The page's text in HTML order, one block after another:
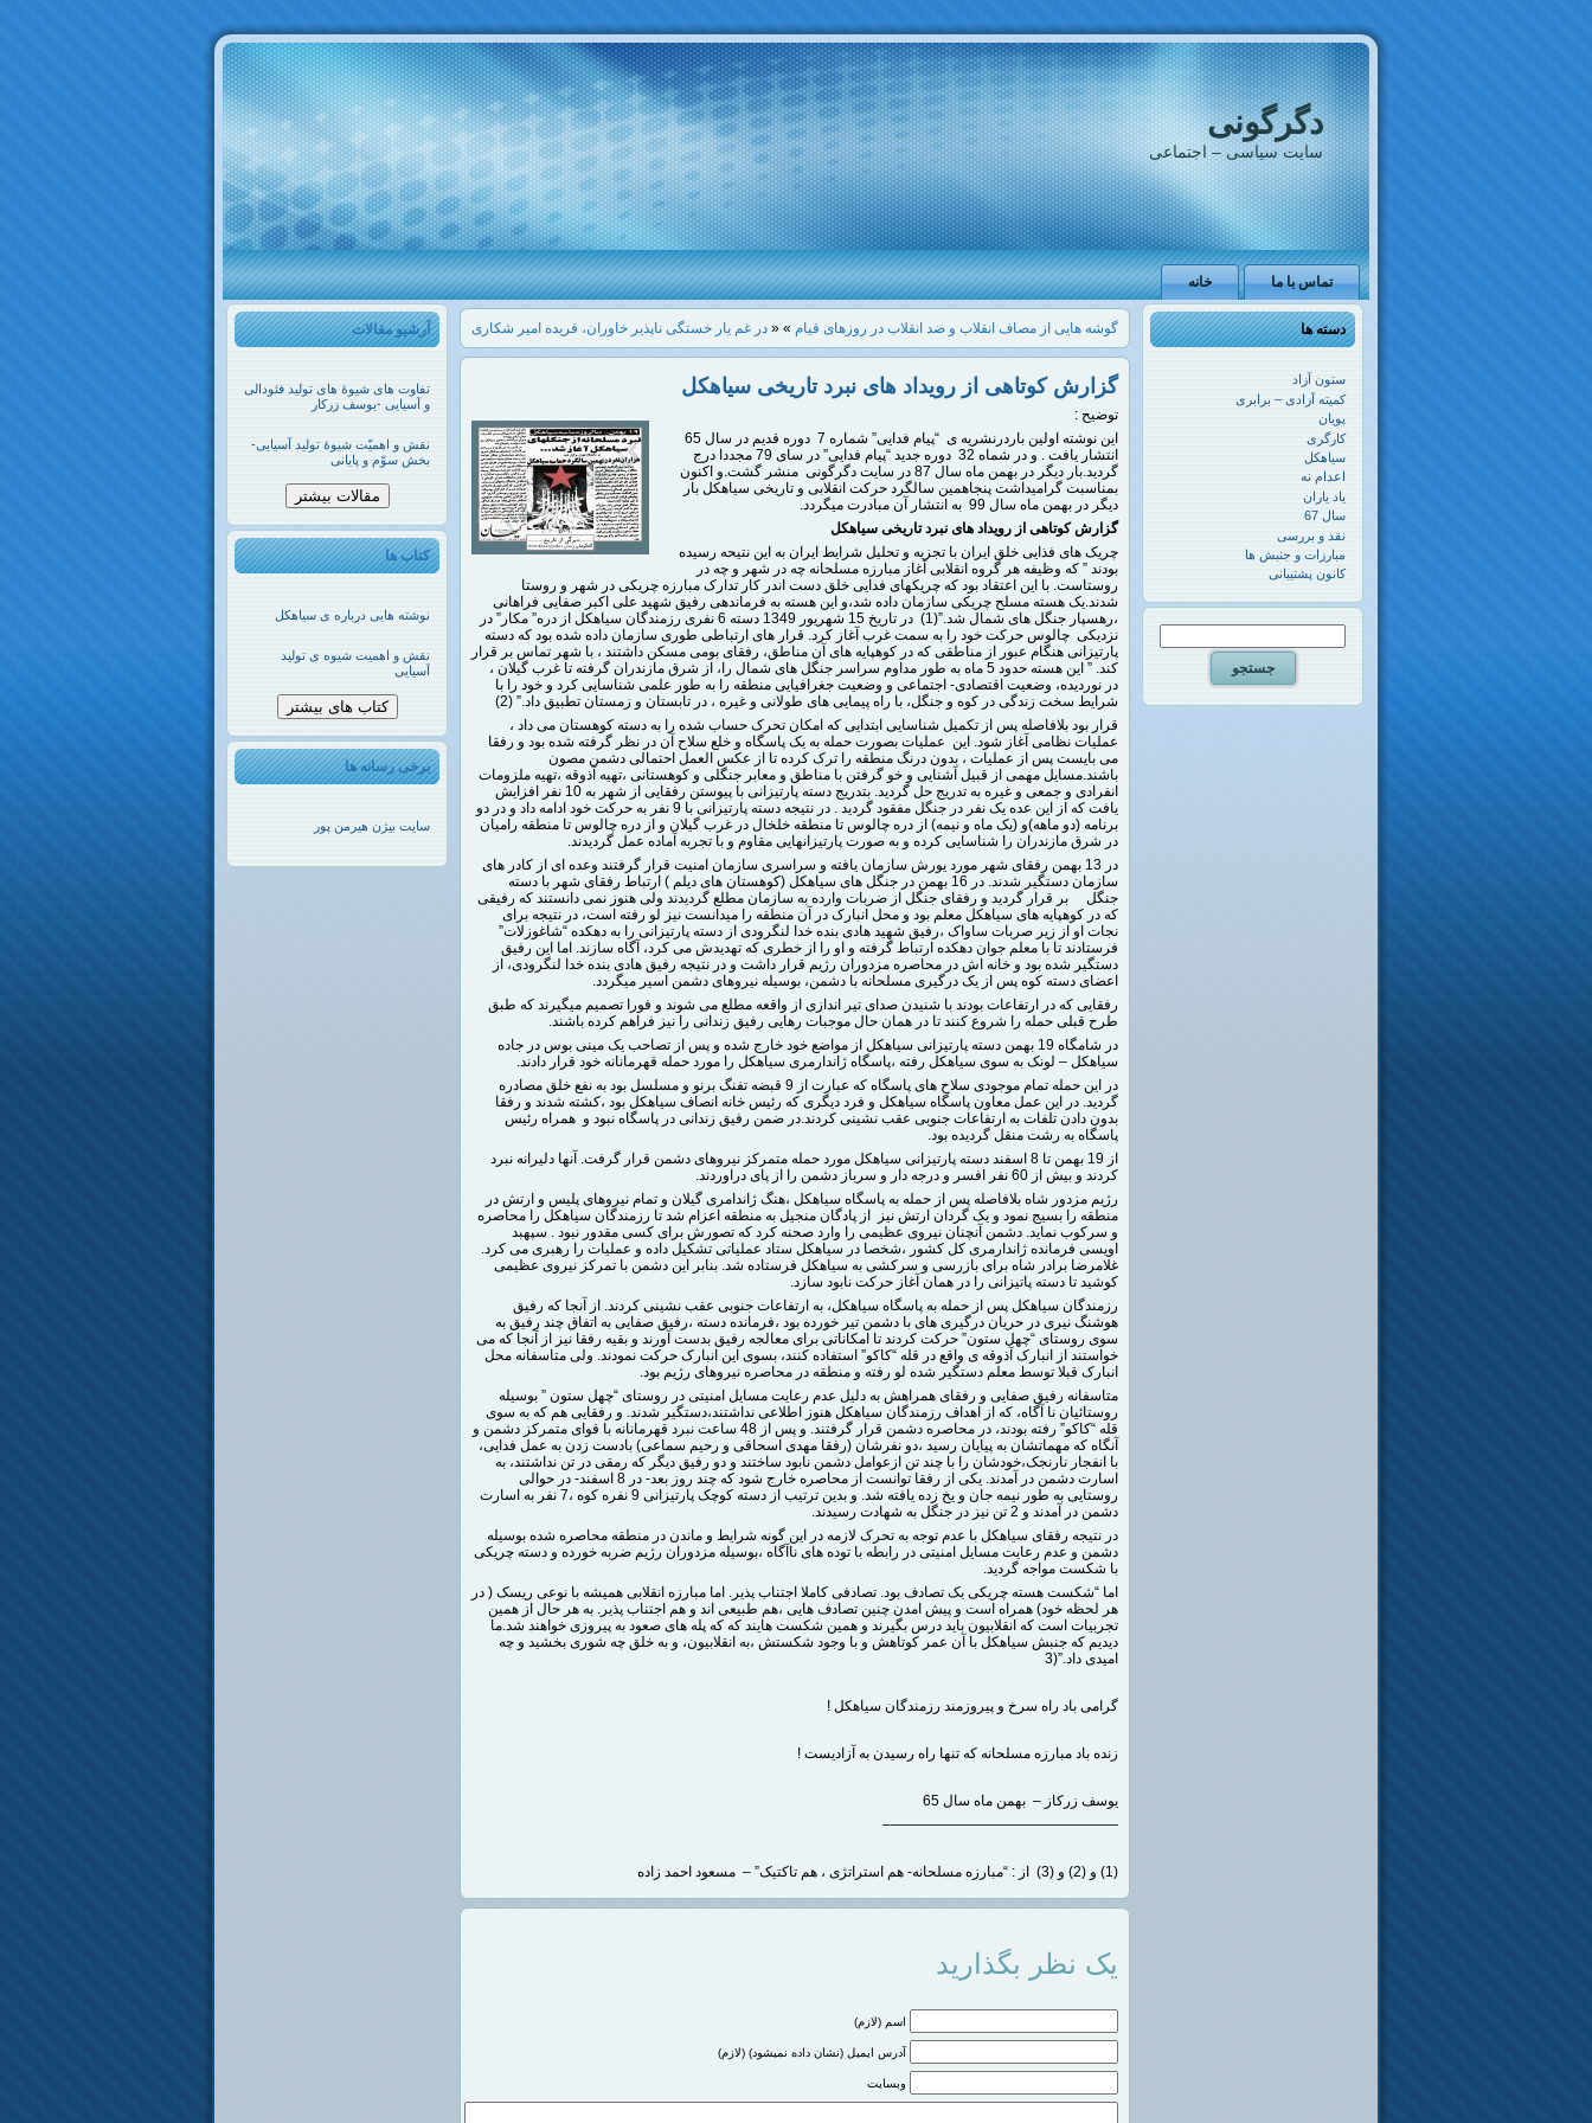
دگرگونی
سایت سیاسی – اجتماعی
خانه تماس با ما
آرشیو مقالات
تفاوت های شیوۀ های تولید فئودالی
و آسیایی -یوسف زرکار
نقش و اهمیّت شیوۀ تولید آسیایی-
بخش سوّم و پایانی
مقالات بیشتر
کتاب ها
نوشته هایی درباره ی سیاهکل
نقش و اهمیت شیوه ی تولید
آسیایی
کتاب های بیشتر
برخی رسانه ها
سایت بیژن هیرمن پور
« در غم یار خستگی ناپذیر خاوران، فریده امیر شکاری گوشه هایی از مصاف انقلاب و ضد انقلاب در روزهای قیام »
گزارش کوتاهی از رویداد های نبرد تاریخی سیاهکل
توضیح :
انتشار یافت . و در شماه 32 دوره جدید “پیام فدایی” در سای 79 مجددا درج
گردید.بار دیگر در بهمن ماه سال 87 در سایت دگرگونی منشر گشت.و اکنون
بمناسبت گرامیداشت پنجاهمین سالگرد حرکت انقلابی و تاریخی سیاهکل بار
دیگر در بهمن ماه سال 99 به انتشار آن مبادرت میگردد.
گزارش کوتاهی از رویداد های نبرد تاریخی سیاهکل
چریک های فذایی خلق ایران با تجزیه و تحلیل شرایط ایران به این نتیحه رسیده
بودند ” که وظیفه هر گروه انقلابی آغاز مبارزه مسلحانه چه در شهر و چه در
روستاست. با این اعتقاد بود که چریکهای فدایی خلق دست اندر کار تدارک مبارزه چریکی در شهر و روستا
شدند. یک هسته مسلح چریکی سازمان داده شد،و این هسته به فرماندهی رفیق شهید علی اکبر صفایی فراهانی
،رهسپار جنگل های شمال شد.”(1) در تاریخ 15 شهریور 1349 دسته 6 نفری رزمندگان سیاهکل از دره” مکار” در
نزدیکی چالوس حرکت خود را به سمت غرب آغاز کرد. قرار های ارتباطی طوری سازمان داده شده بود که دسته
پارتیزانی هنگام عبور از مناطقی که در کوهپایه های آن مناطق، رفقای بومی مسکن داشتند ، با شهر تماس بر قرار
کند. ” این هسته حدود 5 ماه به طور مداوم سراسر جنگل های شمال را، از شرق مازندران گرفته تا غرب گیلان ،
در نوردیده، وضعیت اقتصادی- اجتماعی و وضعیت جغرافیایی منطقه را به طور علمی شناسایی کرد و خود را با
شرایط سخت زندگی در کوه و جنگل، با راه پیمایی های طولانی و غیره ، در تابستان و زمستان تطبیق داد.” (2)
قرار بود بلافاصله پس از تکمیل شناسایی ابتدایی که امکان تحرک حساب شده را به دسته کوهستان می داد ،
عملیات نظامی آغاز شود. این عملیات بصورت حمله به یک پاسگاه و خلع سلاح آن در نظر گرفته شده بود و رفقا
می بایست پس از عملیات ، بدون درنگ منطقه را ترک کرده تا از عکس العمل احتمالی دشمن مصون
باشند.مسایل مهمی از قبیل آشنایی و خو گرفتن با مناطق و معابر جنگلی و کوهستانی ،تهیه آذوقه ،تهیه ملزومات
انفرادی و جمعی و غیره به تدریج حل گردید. بتدریج دسته پارتیزانی با پیوستن رفقایی از شهر به 10 نفر افزایش
یافت که از این عده یک نفر در جنگل مفقود گردید . در نتیجه دسته پارتیزانی با 9 نفر به حرکت خود ادامه داد و در دو
برنامه (دو ماهه)و (یک ماه و نیمه) از دره چالوس تا منطقه خلخال در غرب گیلان و از دره چالوس تا منطقه رامیان
در شرق مازندران را شناسایی کرده و به صورت پارتیزانهایی مقاوم و با تجربه آماده عمل گردیدند.
در 13 بهمن رفقای شهر مورد یورش سازمان یافته و سراسری سازمان امنیت قرار گرفتند وعده ای از کادر های
سازمان دستگیر شدند. در 16 بهمن در جنگل های سیاهکل (کوهستان های دیلم ) ارتباط رفقای شهر با دسته
جنگل بر قرار گردید و رفقای جنگل از ضربات وارده به سازمان مطلع گردیدند ولی هنوز نمی دانستند که رفیقی
که در کوهپایه های سیاهکل معلم بود و محل انبارک در آن منطقه را میدانست نیز لو رفته است، در نتیجه برای
نجات او از زیر صربات ساواک ،رفیق شهید هادی بنده خدا لنگرودی از دسته پارتیزانی را به دهکده “شاغوزلات”
فرستادند تا با معلم جوان دهکده ارتباط گرفته و او را از خطری که تهدیدش می کرد، آگاه سازند. اما این رفیق
دستگیر شده بود و خانه اش در محاصره مزدوران رژیم قرار داشت و در نتیجه رفیق هادی بنده خدا لنگرودی، از
اعضای دسته کوه پس از یک درگیری مسلحانه با دشمن، بوسیله نیروهای دشمن اسیر میگردد.
رفقایی که در ارتفاعات بودند با شنیدن صدای تیر اندازی از واقعه مطلع می شوند و فورا تصمیم میگیرند که طبق
طرح قبلی حمله را شروع کنند تا در همان حال موجبات رهایی رفیق زندانی را نیز فراهم کرده باشند.
در شامگاه 19 بهمن دسته پارتیزانی سیاهکل از مواضع خود خارج شده و پس از تصاحب یک مینی بوس در جاده
سیاهکل – لونک به سوی سیاهکل رفته ،پاسگاه ژاندارمری سیاهکل را مورد حمله قهرمانانه خود قرار دادند.
در این حمله تمام موجودی سلاح های پاسگاه که عبارت از 9 قبضه تفنگ برنو و مسلسل بود به نفع خلق مصادره
گردید. در این عمل معاون پاسگاه سیاهکل و فرد دیگری که رئیس خانه انصاف سیاهکل بود ،کشته شدند و رفقا
بدون دادن تلفات به ارتفاعات جنوبی عقب نشینی کردند.در ضمن رفیق زندانی در پاسگاه نبود و همراه رئیس
پاسگاه به رشت منقل گردیده بود.
از 19 بهمن تا 8 اسفند دسته پارتیزانی سیاهکل مورد حمله متمرکز نیروهای دشمن قرار گرفت. آنها دلیرانه نبرد
کردند و بیش از 60 نفر افسر و درجه دار و سرباز دشمن را از پای دراوردند.
رژیم مزدور شاه بلافاصله پس از حمله به پاسگاه سیاهکل ،هنگ ژاندامری گیلان و تمام نیروهای پلیس و ارتش در
منطقه را بسیج نمود و یک گردان ارتش نیز از پادگان منجیل به منطقه اعزام شد تا رزمندگان سیاهکل را محاصره
و سرکوب نماید. دشمن آنچنان نیروی عظیمی را وارد صحنه کرد که تصورش برای کسی مقدور نبود . سپهبد
اویسی فرمانده ژاندارمری کل کشور ،شخصا در سیاهکل ستاد عملیاتی تشکیل داده و عملیات را رهبری می کرد.
غلامرضا برادر شاه برای بازرسی و سرکشی به سیاهکل فرستاده شد. بنابر این دشمن با تمرکز نیروی عظیمی
کوشید تا دسته پاتیزانی را در همان آغاز حرکت نابود سازد.
رزمندگان سیاهکل پس از حمله به پاسگاه سیاهکل، به ارتفاعات جنوبی عقب نشینی کردند. از آنجا که رفیق
هوشنگ نیری در حریان درگیری های با دشمن تیر خورده بود ،فرمانده دسته ،رفیق صفایی به اتفاق چند رفیق به
سوی روستای “چهل ستون” حرکت کردند تا امکاناتی برای معالجه رفیق بدست آورند و بقیه رفقا نیز از آنجا که می
خواستند از انبارک آذوقه ی واقع در قله “کاکو” استفاده کنند، بسوی این انبارک حرکت نمودند. ولی متاسفانه محل
انبارک قبلا توسط معلم دستگیر شده لو رفته و منطقه در محاصره نیروهای رژیم بود.
متاسفانه رفیق صفایی و رفقای همراهش به دلیل عدم رعایت مسایل امنیتی در روستای “چهل ستون ” بوسیله
روستائیان نا آگاه، که از اهداف رزمندگان سیاهکل هنوز اطلاعی نداشتند،دستگیر شدند. و رفقایی هم که به سوی
قله “کاکو” رفته بودند، در محاصره دشمن قرار گرفتند. و پس از 48 ساعت نبرد قهرمانانه با قوای متمرکز دشمن و
آنگاه که مهماتشان به پیایان رسید ،دو نفرشان (رفقا مهدی اسحاقی و رحیم سماعی) بادست زدن به عمل فدایی،
با انفجار نارنجک،خودشان را با چند تن ازعوامل دشمن نابود ساختند و دو رفیق دیگر که رمقی در تن نداشتند، به
اسارت دشمن در آمدند. یکی از رفقا توانست از محاصره خارج شود که چند روز بعد- در 8 اسفند- در حوالی
روستایی به طور نیمه جان و یخ زده یافته شد. و بدین ترتیب از دسته کوچک پارتیزانی 9 نفره کوه ،7 نفر به اسارت
دشمن در آمدند و 2 تن نیز در جنگل به شهادت رسیدند.
در نتیجه رفقای سیاهکل با عدم توجه به تحرک لازمه در این گونه شرایط و ماندن در منطقه محاصره شده بوسیله
دشمن و عدم رعایت مسایل امنیتی در رابطه با توده های ناآگاه ،بوسیله مزدوران رژیم ضربه خورده و دسته چریکی
با شکست مواجه گردید.
اما “شکست هسته چریکی یک تصادف بود. تصادفی کاملا اجتناب پذیر. اما مبارزه انقلابی همیشه با نوعی ریسک ( در
هر لحظه خود) همراه است و پیش امدن چنین تصادف هایی ،هم طبیعی اند و هم اجتناب پذیر. به هر حال از همین
تجربیات است که انقلابیون باید درس بگیرند و همین شکست هایند که که پله های صعود به پیروزی خواهند شد.ما
دیدیم که جنبش سیاهکل با آن عمر کوتاهش و با وجود شکستش ،به انقلابیون، و به خلق چه شوری بخشید و چه
امیدی داد.”(3
گرامی باد راه سرخ و پیروزمند رزمندگان سیاهکل !
زنده باد مبارزه مسلحانه که تنها راه رسیدن به آزادیست !
یوسف زرکاز – بهمن ماه سال 65
————————————————–
(1) و (2) و (3) از : “مبارزه مسلحانه- هم استراتژی ، هم تاکتیک” – مسعود احمد زاده
یک نظر بگذارید
اسم (لازم)
آدرس ایمیل (نشان داده نمیشود) (لازم)
وبسایت
دسته ها
ستون آزاد
کمیته آزادی – برابری
پویان
کارگری
سیاهکل
اعدام نه
یاد یاران
سال 67
نقد و بررسی
مبارزات و جنبش ها
کانون پشتیبانی